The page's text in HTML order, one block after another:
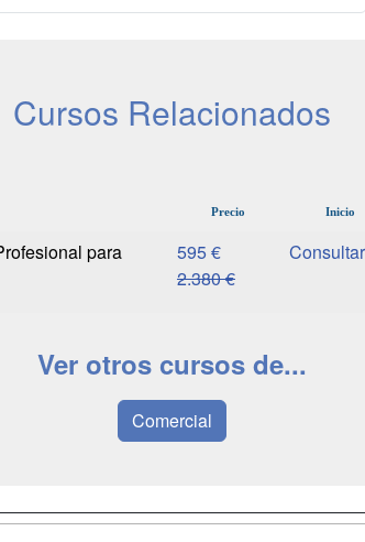
Cursos Relacionados
Precio Inicio
para
595 €
2.380 €
Ver otros cursos de...
Comercial